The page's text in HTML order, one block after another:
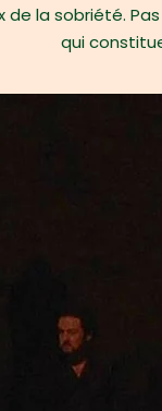
la sobriété.
qui